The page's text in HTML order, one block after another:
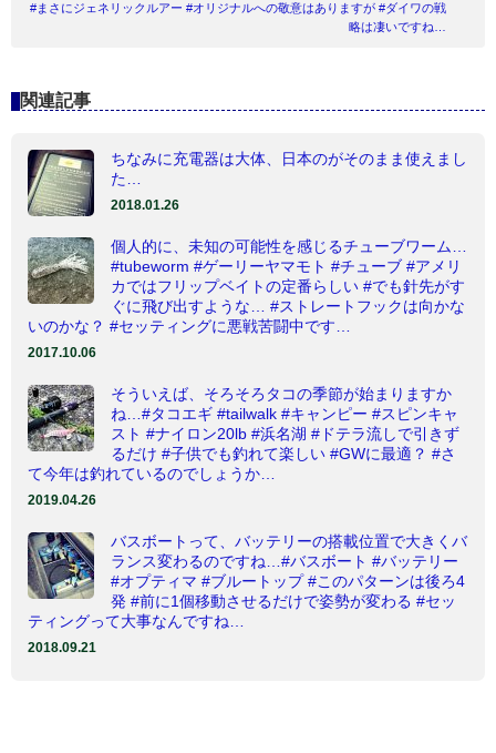
#まさにジェネリックルアー #オリジナルへの敬意はありますが #ダイワの戦
略は凄いですね…
関連記事
ちなみに充電器は大体、日本のがそのまま使えまし
た…
2018.01.26
個人的に、未知の可能性を感じるチューブワーム…
#tubeworm #ゲーリーヤマモト #チューブ #アメリ
カではフリップベイトの定番らしい #でも針先がす
ぐに飛び出すような… #ストレートフックは向かな
いのかな？ #セッティングに悪戦苦闘中です…
2017.10.06
そういえば、そろそろタコの季節が始まりますか
ね…#タコエギ #tailwalk #キャンピー #スピンキャ
スト #ナイロン20lb #浜名湖 #ドテラ流しで引きず
るだけ #子供でも釣れて楽しい #GWに最適？ #さ
て今年は釣れているのでしょうか…
2019.04.26
バスボートって、バッテリーの搭載位置で大きくバ
ランス変わるのですね…#バスボート #バッテリー
#オプティマ #ブルートップ #このパターンは後ろ4
発 #前に1個移動させるだけで姿勢が変わる #セッ
ティングって大事なんですね…
2018.09.21